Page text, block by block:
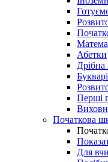
Абетки
Дрібна
Букварі
Перші
Початкова
Для